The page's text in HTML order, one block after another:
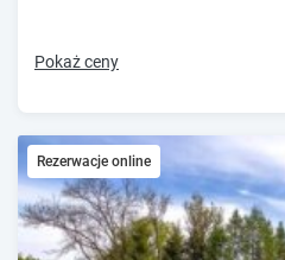
Pokaż ceny
Rezerwacje online